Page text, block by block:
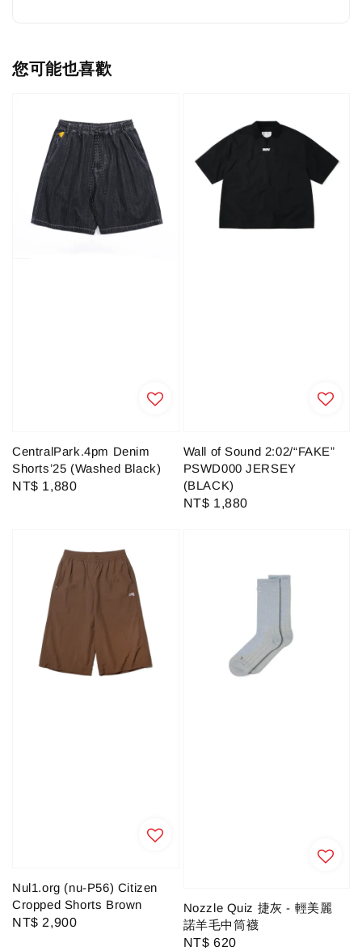
您可能也喜歡
CentralPark.4pm Denim
Shorts’25 (Washed Black)
Regular
NT$ 1,880
Wall of Sound 2:02/“FAKE”
PSWD000 JERSEY
(BLACK)
Regular
NT$ 1,880
Nul1.org (nu-P56) Citizen
Cropped Shorts Brown
Regular
NT$ 2,900
Nozzle Quiz 捷灰 - 輕美麗
諾羊毛中筒襪
Regular
NT$ 620